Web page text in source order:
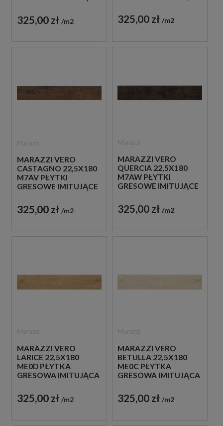
325,00 zł m2 325,00 zł m2
MARAZZI VERO
CASTAGNO 22,5X180
M7AV PŁYTKI
GRESOWE IMITUJĄCE
325,00 zł m2
MARAZZI VERO
QUERCIA 22,5X180
M7AW PŁYTKI
GRESOWE IMITUJĄCE
325,00 zł m2
MARAZZI VERO
LARICE 22,5X180
ME0D PŁYTKA
GRESOWA IMITUJĄCA
325,00 zł m2
MARAZZI VERO
BETULLA 22,5X180
ME0C PŁYTKA
GRESOWA IMITUJĄCA
325,00 zł m2